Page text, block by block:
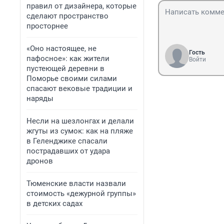
правил от дизайнера, которые
сделают пространство
просторнее
«Оно настоящее, не
пафосное»: как жители
пустеющей деревни в
Поморье своими силами
спасают вековые традиции и
наряды
Несли на шезлонгах и делали
жгуты из сумок: как на пляже
в Геленджике спасали
пострадавших от удара
дронов
Тюменские власти назвали
стоимость «дежурной группы»
в детских садах
Гость
Войти